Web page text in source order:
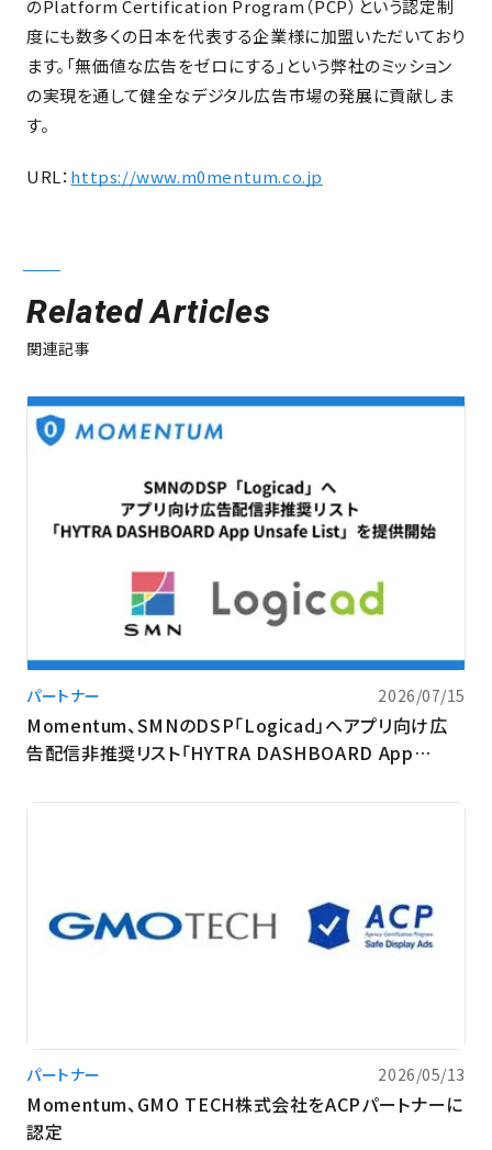
のPlatform Certification Program（PCP）という認定制
度にも数多くの日本を代表する企業様に加盟いただいており
ます。「無価値な広告をゼロにする」という弊社のミッション
の実現を通して健全なデジタル広告市場の発展に貢献しま
す。
URL： https://www.m0mentum.co.jp
Related Articles
関連記事
パートナー 2026/07/15
Momentum、SMNのDSP「Logicad」へアプリ向け広
告配信非推奨リスト「HYTRA DASHBOARD App
パートナー 2026/05/13
Momentum、GMO TECH株式会社をACPパートナーに
認定